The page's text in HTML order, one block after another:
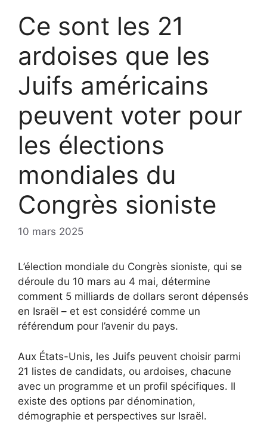
Ce sont les 21
ardoises que les
Juifs américains
peuvent voter pour
les élections
mondiales du
Congrès sioniste
10 mars 2025
L’élection mondiale du Congrès sioniste, qui se
déroule du 10 mars au 4 mai, détermine
comment 5 milliards de dollars seront dépensés
en Israël – et est considéré comme un
référendum pour l’avenir du pays.
Aux États-Unis, les Juifs peuvent choisir parmi
21 listes de candidats, ou ardoises, chacune
avec un programme et un profil spécifiques. Il
existe des options par dénomination,
démographie et perspectives sur Israël.